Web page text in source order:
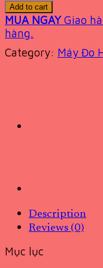
Add to cart
MUA NGAY Giao
hàng.
Category: Máy Đo
Description
Reviews (0)
Mục lục